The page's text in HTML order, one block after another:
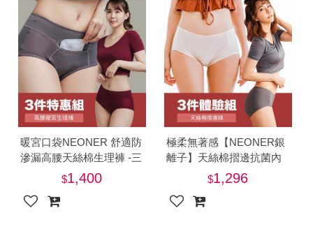
暖宮口袋NEONER 舒適防
滲漏高腰天絲棉生理褲 -三
件特惠組-美1,400
極柔無著感【NEONER銀
離子】天絲棉摺邊抗菌內
褲三件特惠組-美
1,296